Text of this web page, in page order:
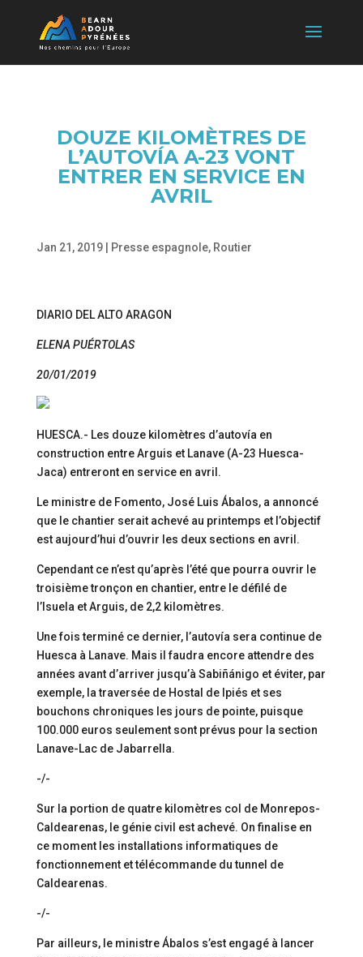
DOUZE KILOMÈTRES DE
L’AUTOVÍA A-23 VONT
ENTRER EN SERVICE EN
AVRIL
Jan 21, 2019| Presse espagnole, Routier
DIARIO DEL ALTO ARAGON
ELENA PUÉRTOLAS
20/01/2019
HUESCA.- Les douze kilomètres d’autovía en
construction entre Arguis et Lanave (A-23 Huesca-
Jaca) entreront en service en avril.
Le ministre de Fomento, José Luis Ábalos, a annoncé
que le chantier serait achevé au printemps et l’objectif
est aujourd’hui d’ouvrir les deux sections en avril.
Cependant ce n’est qu’après l’été que pourra ouvrir le
troisième tronçon en chantier, entre le défilé de
l’Isuela et Arguis, de 2,2 kilomètres.
Une fois terminé ce dernier, l’autovía sera continue de
Huesca à Lanave. Mais il faudra encore attendre des
années avant d’arriver jusqu’à Sabiñánigo et éviter, par
exemple, la traversée de Hostal de Ipiés et ses
bouchons chroniques les jours de pointe, puisque
100.000 euros seulement sont prévus pour la section
Lanave-Lac de Jabarrella.
-/-
Sur la portion de quatre kilomètres col de Monrepos-
Caldearenas, le génie civil est achevé. On finalise en
ce moment les installations informatiques de
fonctionnement et télécommande du tunnel de
Caldearenas.
-/-
Par ailleurs, le ministre Ábalos s’est engagé à lancer